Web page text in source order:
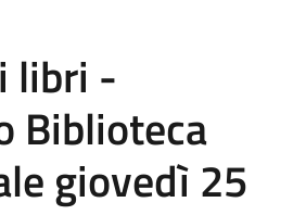
libri -
Biblioteca
giovedì 25